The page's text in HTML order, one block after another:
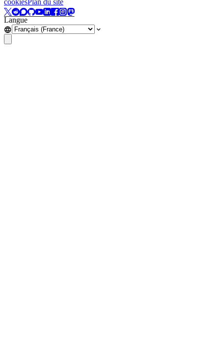
cookiesPlan du site
Langue